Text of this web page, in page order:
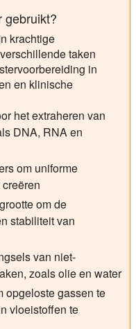
gebruikt?
krachtige
taken
in
en klinische
het extraheren van
DNA, RNA en
om uniforme
om de
stabiliteit van
van niet-
zoals olie en water
opgeloste gassen te
vloeistoffen te